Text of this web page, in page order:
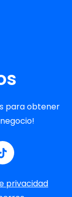
para obtener
privacidad